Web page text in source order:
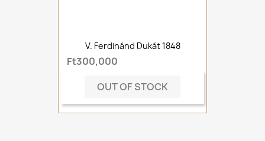
V. Ferdinánd Dukát 1848
Ft300,000
OUT OF STOCK